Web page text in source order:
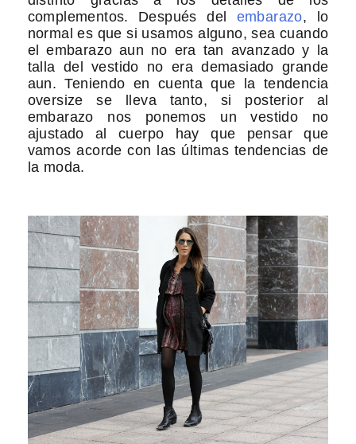
complementos. Después del
embarazo, lo
normal es que si usamos alguno, sea cuando
el embarazo aun no era tan avanzado y la
talla del vestido no era demasiado grande
aun. Teniendo en cuenta que la tendencia
oversize se lleva tanto, si posterior al
embarazo nos ponemos un vestido no
ajustado al cuerpo hay que pensar que
vamos acorde con las últimas tendencias de
la moda.